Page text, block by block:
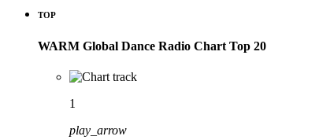
TOP
WARM Global Dance Radio Chart Top 20
1
play_arrow